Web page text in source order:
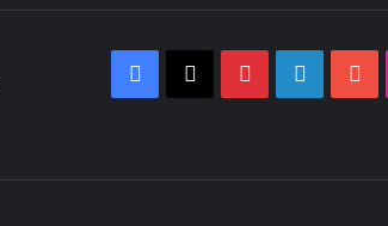
Facebook
X PinterestLinkedIn